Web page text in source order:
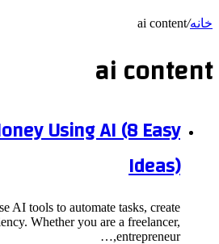
خانه/
ai content
ai content
Using AI (8 Easy
Ideas)
AI tools to automate tasks, create
Whether you are a freelancer,
entrepreneur,…